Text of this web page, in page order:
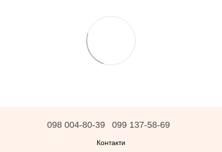
098 004-80-39 099 137-58-69
Контакти